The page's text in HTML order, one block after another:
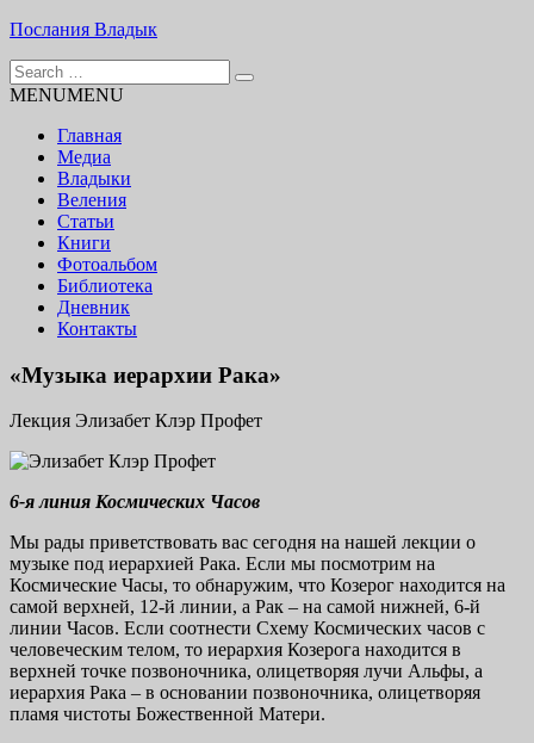
Skip
content
Послания Владык
Основу сайта представляют Послания, или Диктовки,
Search
for:
MENUMENU
Главная
Медиа
Владыки
Веления
Статьи
Книги
Фотоальбом
Библиотека
Дневник
Контакты
«Музыка иерархии Рака»
Лекция Элизабет Клэр Профет
6-я линия Космических Часов
Мы рады приветствовать вас сегодня на нашей лекции о
музыке под иерархией Рака. Если мы посмотрим на
Космические Часы, то обнаружим, что Козерог находится на
самой верхней, 12-й линии, а Рак – на самой нижней, 6-й
линии Часов. Если соотнести Схему Космических часов с
человеческим телом, то иерархия Козерога находится в
верхней точке позвоночника, олицетворяя лучи Альфы, а
иерархия Рака – в основании позвоночника, олицетворяя
пламя чистоты Божественной Матери.